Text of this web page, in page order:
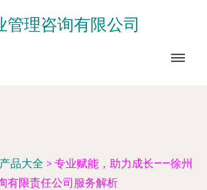
管理咨询有限公司
产品大全 > 专业赋能，助力成长——徐州
有限责任公司服务解析